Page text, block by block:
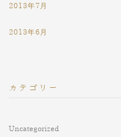
2013年7月
2013年6月
カテゴリー
Uncategorized